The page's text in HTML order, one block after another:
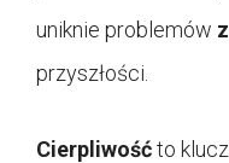
uniknie problemów
przyszłości.
Cierpliwośćto